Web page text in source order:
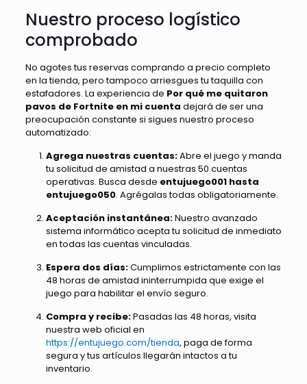
Nuestro proceso logístico
comprobado
No agotes tus reservas comprando a precio completo
en la tienda, pero tampoco arriesgues tu taquilla con
estafadores. La experiencia de Por qué me quitaron
pavos de Fortnite en mi cuenta dejará de ser una
preocupación constante si sigues nuestro proceso
automatizado:
Agrega nuestras cuentas:Abre el juego y manda
tu solicitud de amistad a nuestras 50 cuentas
operativas. Busca desde entujuego001 hasta
entujuego050. Agrégalas todas obligatoriamente.
Aceptación instantánea:Nuestro avanzado
sistema informático acepta tu solicitud de inmediato
en todas las cuentas vinculadas.
Espera dos días:Cumplimos estrictamente con las
48 horas de amistad ininterrumpida que exige el
juego para habilitar el envío seguro.
Compra y recibe:Pasadas las 48 horas, visita
nuestra web oficial en
https://entujuego.com/tienda, paga de forma
segura y tus artículos llegarán intactos a tu
inventario.